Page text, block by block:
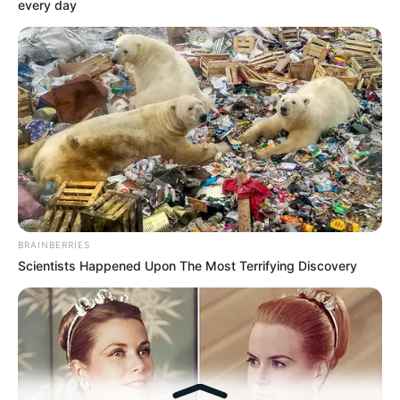
Sedam godina darivala je krv misleći da čini dobro u
spomen na mrtvog sina, a onda je iza zaključanih
aparate i skrivenog od svijeta
kolovoza 09, 2026
every day
BRAINBERRIES
Scientists Happened Upon The Most Terrifying Discovery